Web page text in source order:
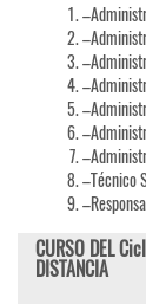
–Técnico
CURSO DEL
DISTANCIA